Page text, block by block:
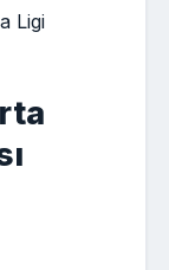
Ligi